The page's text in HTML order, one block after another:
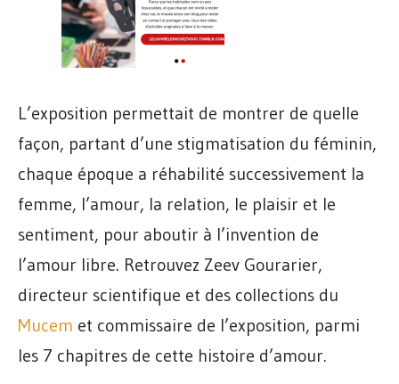
L’exposition permettait de montrer de quelle
façon, partant d’une stigmatisation du féminin,
chaque époque a réhabilité successivement la
femme, l’amour, la relation, le plaisir et le
sentiment, pour aboutir à l’invention de
l’amour libre. Retrouvez Zeev Gourarier,
directeur scientifique et des collections du
Mucem et commissaire de l’exposition, parmi
les 7 chapitres de cette histoire d’amour.